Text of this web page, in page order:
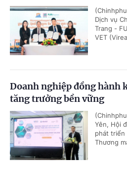
Dịch vụ
Trang -
VET
Doanh nghiệp đồng hành
tăng trưởng bền vững
Yên, Hội
phát triển
Thương